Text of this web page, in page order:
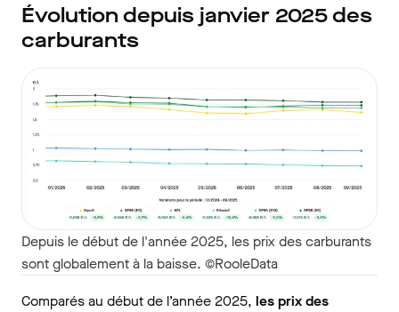
Évolution depuis janvier 2025 des
carburants
Depuis le début de l'année 2025, les prix des carburants
sont globalement à la baisse. ©RooleData
Comparés au début de l’année 2025, les prix des